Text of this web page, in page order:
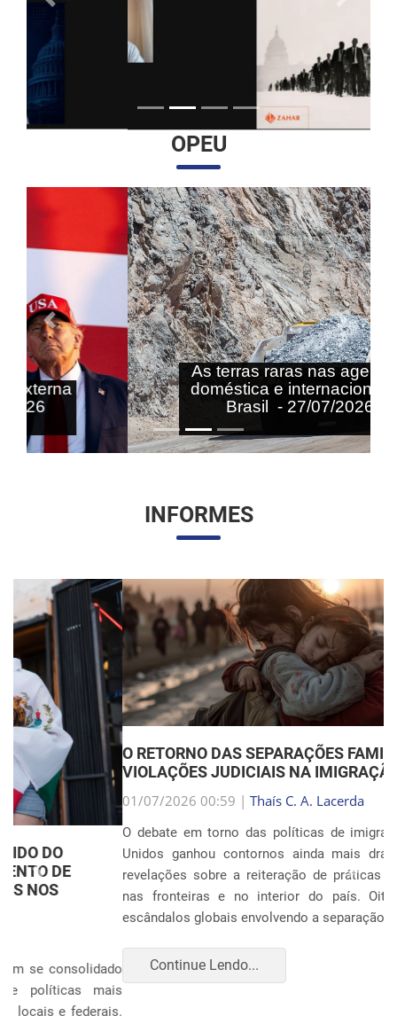
Anterior
OPEU
As terras raras nas agendas
doméstica e internacional do
Brasil - 27/07/2026
Anterior Próximo
INFORMES
O RETORNO DAS SEPARAÇÕES FAMILIARES:
VIOLAÇÕES JUDICIAIS NA IMIGRAÇÃO DOS EUA
01/07/2026 00:59 |Thaís C. A. Lacerda
O debate em torno das políticas de imigração nos Estados
Unidos ganhou contornos ainda mais dramáticos com as
revelações sobre a reiteração de práticas punitivas severas
nas fronteiras e no interior do país. Oito anos após os
escândalos globais envolvendo a separação sistemática d...
Continue Lendo...
Anterior